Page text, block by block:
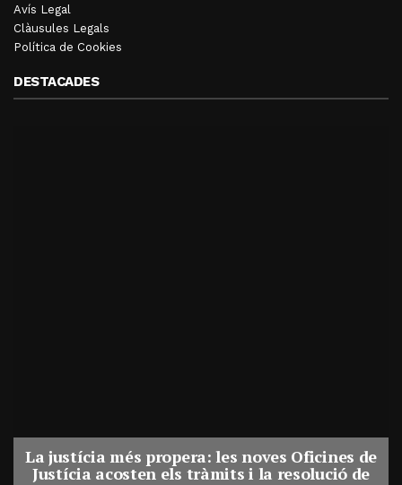
Avís Legal
Clàusules Legals
Política de Cookies
DESTACADES
La justícia més propera: les noves Oficines de
Justícia acosten els tràmits i la resolució de